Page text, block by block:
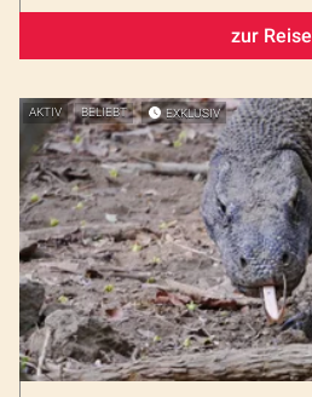
zur Reise
AKTIV BELIEBT EXKLUSIV